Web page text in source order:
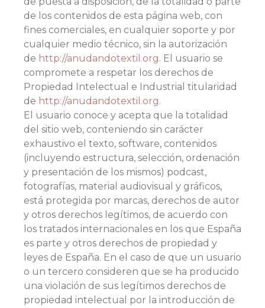
de los contenidos de esta página web, con
fines comerciales, en cualquier soporte y por
cualquier medio técnico, sin la autorización
de http://anudandotextil.org. El usuario se
compromete a respetar los derechos de
Propiedad Intelectual e Industrial titularidad
de http://anudandotextil.org.
El usuario conoce y acepta que la totalidad
del sitio web, conteniendo sin carácter
exhaustivo el texto, software, contenidos
(incluyendo estructura, selección, ordenación
y presentación de los mismos) podcast,
fotografías, material audiovisual y gráficos,
está protegida por marcas, derechos de autor
y otros derechos legítimos, de acuerdo con
los tratados internacionales en los que España
es parte y otros derechos de propiedad y
leyes de España. En el caso de que un usuario
o un tercero consideren que se ha producido
una violación de sus legítimos derechos de
propiedad intelectual por la introducción de